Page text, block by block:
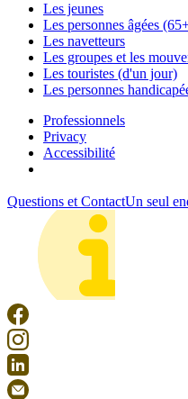
Les jeunes
Les personnes âgées
Les navetteurs
Les groupes et les
Les touristes (d'un jour)
Les personnes
Professionnels
Privacy
Accessibilité
Questions et ContactUn seul